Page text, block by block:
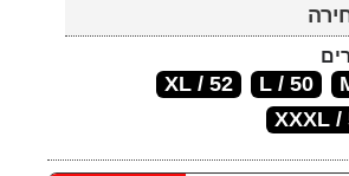
50 / L
52 / XL